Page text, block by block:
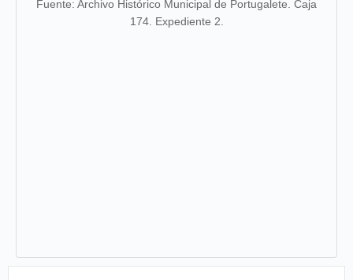
Fuente: Archivo Histórico Municipal de Portugalete. Caja
174. Expediente 2.